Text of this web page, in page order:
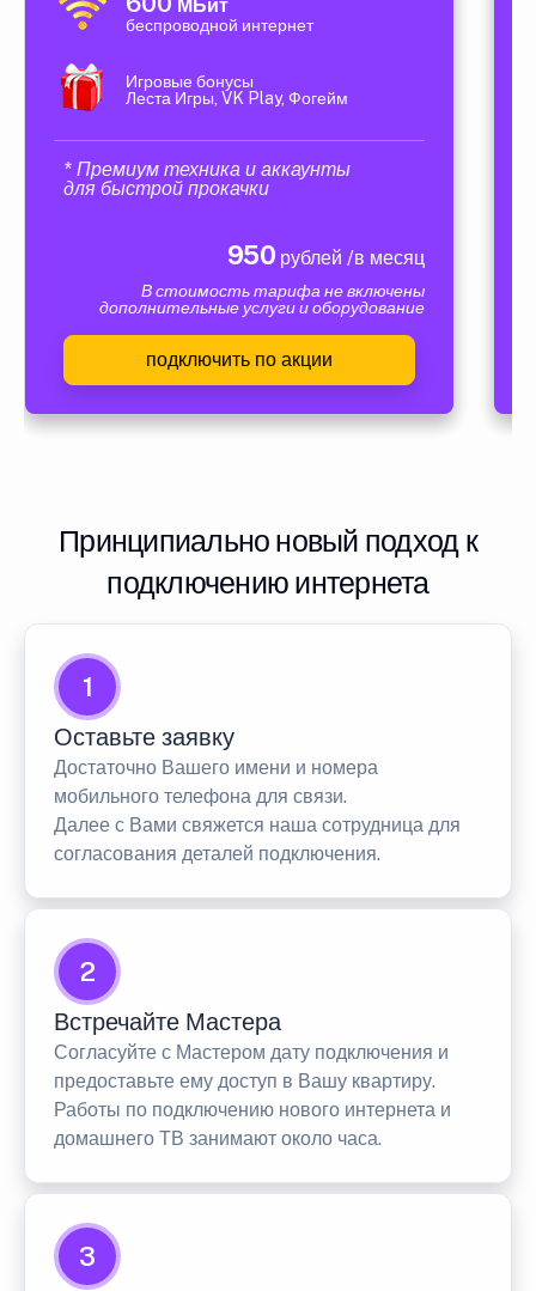
МБит
беспроводной интернет
Игровые бонусы
Леста Игры, VK Play, Фогейм
* Премиум техника и аккаунты
для быстрой прокачки
950 рублей /в месяц
В стоимость тарифа не включены
дополнительные услуги и оборудование
подключить по акции
Принципиально новый подход к
подключению интернета
1
Оставьте заявку
Достаточно Вашего имени и номера
мобильного телефона для связи.
Далее с Вами свяжется наша сотрудница для
согласования деталей подключения.
2
Встречайте Мастера
Согласуйте с Мастером дату подключения и
предоставьте ему доступ в Вашу квартиру.
Работы по подключению нового интернета и
домашнего ТВ занимают около часа.
3